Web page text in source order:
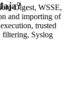
Digest, WSSE,
and importing of
trusted
filtering, Syslog